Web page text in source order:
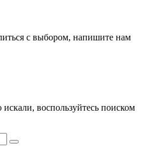
с выбором, напишите нам
воспользуйтесь поиском